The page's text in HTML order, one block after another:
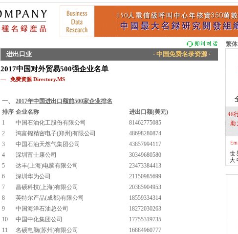
繁体
进出口业 · 中国免费名录资源 ·
2017中国对外贸易500强企业名单
— 免费资源 Directory.MS
一、
2017年中国进出口额前500家企业排名
排序 企业名称
进出口额(美元)
1
中国石油化工股份有限公司
81462775085
2
鸿富锦精密电子(郑州)有限公司
48698280874
3
中国石油天然气集团公司
43857994117
4
深圳富士康公司
30349680580
5
达丰(上海)电脑有限公司
23473384413
6
深圳华为公司
21150985699
7
昌硕科技(上海)有限公司
20385904953
8
英特尔产品(成都)有限公司
18559334314
9
中国海洋石油总公司
18272030263
10
中国中化集团公司
17755319735
11
名硕电脑(苏州)有限公司
16884960777